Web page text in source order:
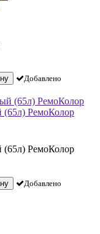
Добавлено
(65л) РемоКолор
(65л) РемоКолор
Добавлено